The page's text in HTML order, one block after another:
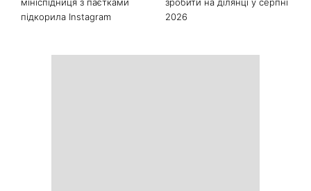
дійсно працюють
року